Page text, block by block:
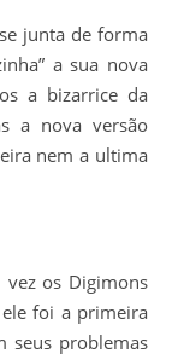
junta de forma
a sua nova
a bizarrice da
a nova versão
nem a ultima
os Digimons
foi a primeira
seus problemas